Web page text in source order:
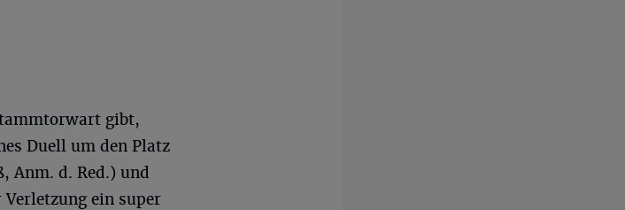
gibt,
Duell um den Platz
Anm. d. Red.) und
ein super